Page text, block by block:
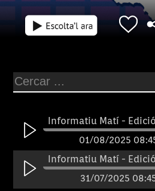
Informatiu Matí -
01/08/2025
Informatiu Matí -
31/07/2025